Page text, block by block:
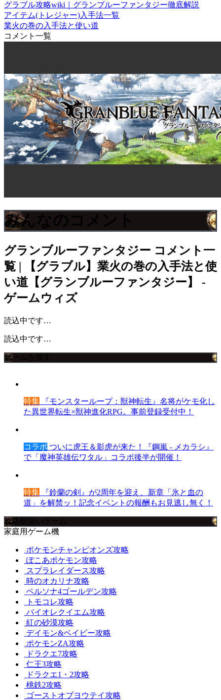
グラブル攻略wiki｜グランブルーファンタジー徹底解説
アイテム(トレジャー)入手法一覧
業火の巻の入手法と使い道
コメント一覧
みんなのコメント
グランブルーファンタジー コメント一
覧 | 【グラブル】業火の巻の入手法と使
い道【グランブルーファンタジー】 -
ゲームウィズ
読込中です…
読込中です…
ゲームを探す
特集 『モンスターループ：獣神転生』名将がケモ化し
た異世界転生×獣神進化RPG。事前登録受付中！
コラボ ついに虎王＆影虎が来た！『鋼嵐 - メカラシ』
で「魔神英雄伝ワタル」コラボ後半が開催！
特集 『鈴蘭の剣』が2周年を迎え、新章「氷と血の
道」を解禁ッ！記念イベントの報酬もお見逃し無く！
攻略取扱いゲーム
家庭用ゲーム機
ポケモンチャンピオンズ攻略
ぽこあポケモン攻略
スプラレイダース攻略
時のオカリナ攻略
ペルソナ4ゴールデン攻略
トモコレ攻略
バイオレクイエム攻略
紅の砂漠攻略
デイモン&ベイビー攻略
ポケモンZA攻略
ドラクエ7攻略
仁王3攻略
ドラクエ1・2攻略
桃鉄2攻略
ゴーストオブヨウテイ攻略